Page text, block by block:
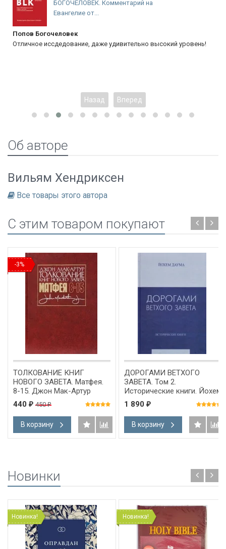
БОГОЧЕЛОВЕК. Комментарий на
Евангелие от...
Попов Богочеловек
Отличное иссдедование, даже удивительно высокий уровень!
Назад Вперед
Об авторе
Вильям Хендриксен
Все товары этого автора
C этим товаром покупают
-3%
ТОЛКОВАНИЕ КНИГ
НОВОГО ЗАВЕТА. Матфея.
8-15. Джон Мак-Артур
440 ₽ 450₽
В корзину
ДОРОГАМИ ВЕТХОГО
ЗАВЕТА. Том 2.
Исторические книги. Йохем
Даума
1 890 ₽
В корзину
Новинки
Новинка! Новинка!